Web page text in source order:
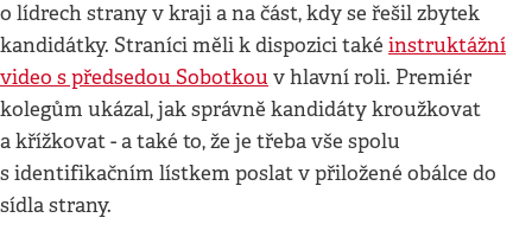
o lídrech strany v kraji a na část, kdy se řešil zbytek
kandidátky. Straníci měli k dispozici také instruktážní
video s předsedou Sobotkou v hlavní roli. Premiér
kolegům ukázal, jak správně kandidáty kroužkovat
a křížkovat - a také to, že je třeba vše spolu
s identifikačním lístkem poslat v přiložené obálce do
sídla strany.